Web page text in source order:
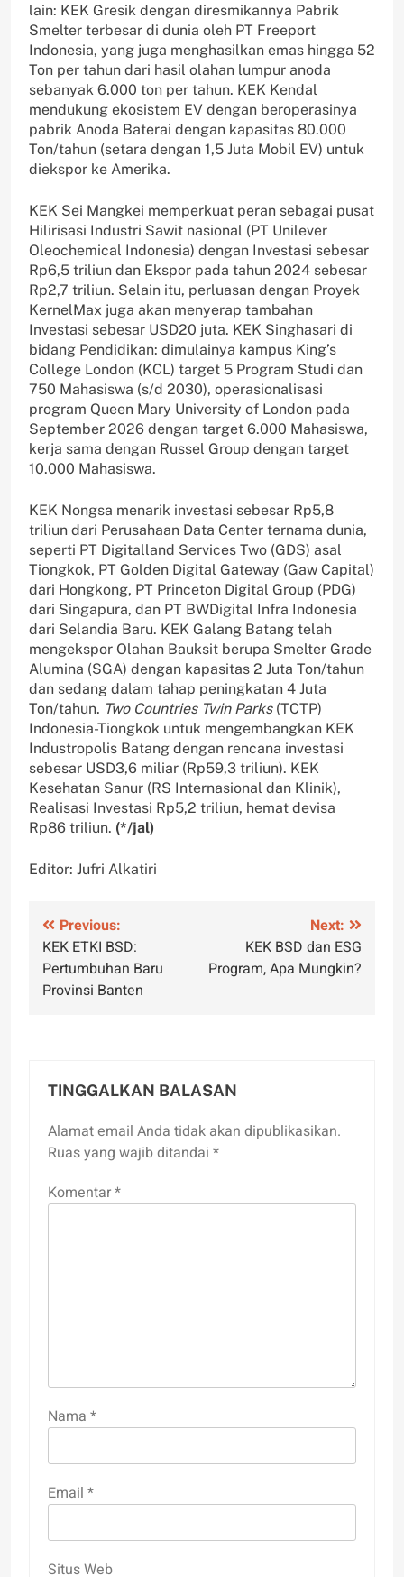
lain: KEK Gresik dengan diresmikannya Pabrik
Smelter terbesar di dunia oleh PT Freeport
Indonesia, yang juga menghasilkan emas hingga 52
Ton per tahun dari hasil olahan lumpur anoda
sebanyak 6.000 ton per tahun. KEK Kendal
mendukung ekosistem EV dengan beroperasinya
pabrik Anoda Baterai dengan kapasitas 80.000
Ton/tahun (setara dengan 1,5 Juta Mobil EV) untuk
diekspor ke Amerika.
KEK Sei Mangkei memperkuat peran sebagai pusat
Hilirisasi Industri Sawit nasional (PT Unilever
Oleochemical Indonesia) dengan Investasi sebesar
Rp6,5 triliun dan Ekspor pada tahun 2024 sebesar
Rp2,7 triliun. Selain itu, perluasan dengan Proyek
KernelMax juga akan menyerap tambahan
Investasi sebesar USD20 juta. KEK Singhasari di
bidang Pendidikan: dimulainya kampus King’s
College London (KCL) target 5 Program Studi dan
750 Mahasiswa (s/d 2030), operasionalisasi
program Queen Mary University of London pada
September 2026 dengan target 6.000 Mahasiswa,
kerja sama dengan Russel Group dengan target
10.000 Mahasiswa.
KEK Nongsa menarik investasi sebesar Rp5,8
triliun dari Perusahaan Data Center ternama dunia,
seperti PT Digitalland Services Two (GDS) asal
Tiongkok, PT Golden Digital Gateway (Gaw Capital)
dari Hongkong, PT Princeton Digital Group (PDG)
dari Singapura, dan PT BWDigital Infra Indonesia
dari Selandia Baru. KEK Galang Batang telah
mengekspor Olahan Bauksit berupa Smelter Grade
Alumina (SGA) dengan kapasitas 2 Juta Ton/tahun
dan sedang dalam tahap peningkatan 4 Juta
Ton/tahun. Two Countries Twin Parks (TCTP)
Indonesia-Tiongkok untuk mengembangkan KEK
Industropolis Batang dengan rencana investasi
sebesar USD3,6 miliar (Rp59,3 triliun). KEK
Kesehatan Sanur (RS Internasional dan Klinik),
Realisasi Investasi Rp5,2 triliun, hemat devisa
Rp86 triliun. (*/jal)
Editor: Jufri Alkatiri
Navigasi
pos
Previous:
KEK ETKI BSD:
Pertumbuhan Baru
Provinsi Banten
Next:
KEK BSD dan ESG
Program, Apa Mungkin?
TINGGALKAN BALASAN
Alamat email Anda tidak akan dipublikasikan.
Ruas yang wajib ditandai *
Komentar*
Nama *
Email *
Situs Web